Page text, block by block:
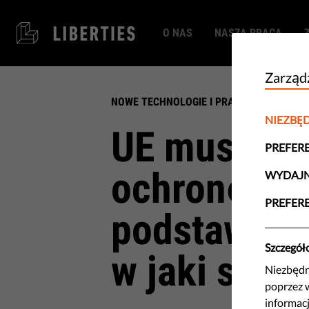
O NAS NASZA PRACA
NOWE TECHNOLOGIE I PRAWA CZŁOWIEKA
UE musi
ochronę
w jaki
poprzez